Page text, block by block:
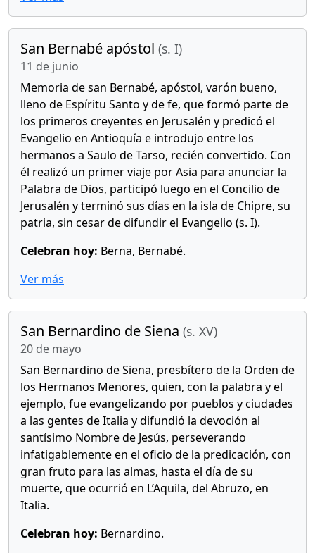
San Bernabé apóstol (s. I)
11 de junio
Memoria de san Bernabé, apóstol, varón bueno,
lleno de Espíritu Santo y de fe, que formó parte de
los primeros creyentes en Jerusalén y predicó el
Evangelio en Antioquía e introdujo entre los
hermanos a Saulo de Tarso, recién convertido. Con
él realizó un primer viaje por Asia para anunciar la
Palabra de Dios, participó luego en el Concilio de
Jerusalén y terminó sus días en la isla de Chipre, su
patria, sin cesar de difundir el Evangelio (s. I).
Celebran hoy: Berna, Bernabé.
Ver más
San Bernardino de Siena (s. XV)
20 de mayo
San Bernardino de Siena, presbítero de la Orden de
los Hermanos Menores, quien, con la palabra y el
ejemplo, fue evangelizando por pueblos y ciudades
a las gentes de Italia y difundió la devoción al
santísimo Nombre de Jesús, perseverando
infatigablemente en el oficio de la predicación, con
gran fruto para las almas, hasta el día de su
muerte, que ocurrió en L’Aquila, del Abruzo, en
Italia.
Celebran hoy: Bernardino.